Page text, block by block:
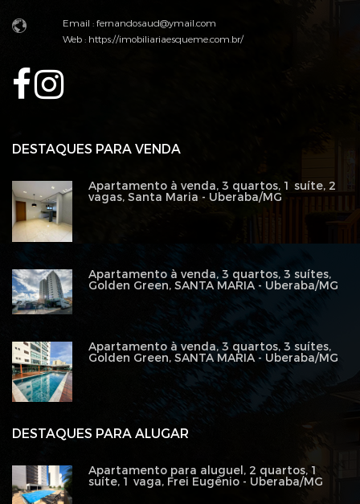
Email :fernandosaud@ymail.com
Web :https://imobiliariaesqueme.com.br/
DESTAQUES PARA ALUGAR
Apartamento para aluguel, 2 quartos, 1
suíte, 1 vaga, Frei Eugênio - Uberaba/MG
DESTAQUES PARA VENDA
Apartamento à venda, 3 quartos, 1 suíte, 2
vagas, Santa Maria - Uberaba/MG
Apartamento à venda, 3 quartos, 3 suítes,
Golden Green, SANTA MARIA - Uberaba/MG
Apartamento à venda, 3 quartos, 3 suítes,
Golden Green, SANTA MARIA - Uberaba/MG